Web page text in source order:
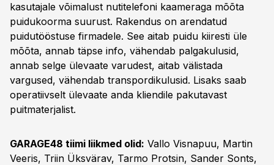
kasutajale võimalust nutitelefoni kaameraga mõõta
puidukoorma suurust. Rakendus on arendatud
puidutööstuse firmadele. See aitab puidu kiiresti üle
mõõta, annab täpse info, vähendab palgakulusid,
annab selge ülevaate varudest, aitab välistada
vargused, vähendab transpordikulusid. Lisaks saab
operatiivselt ülevaate anda kliendile pakutavast
puitmaterjalist.
GARAGE48 tiimi liikmed olid: Vallo Visnapuu, Martin
Veeris, Triin Üksvärav, Tarmo Protsin, Sander Sonts,